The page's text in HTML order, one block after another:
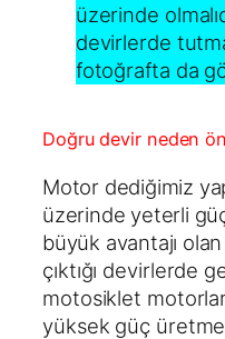
üzerinde
devirlerde
fotoğrafta da
Doğru devir neden
Motor dediğimiz
üzerinde yeterli
büyük avantajı
çıktığı devirlerde
motosiklet
yüksek güç